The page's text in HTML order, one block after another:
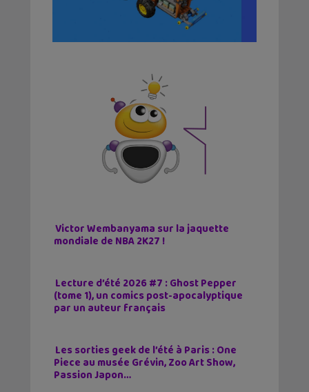
Victor Wembanyama sur la jaquette
mondiale de NBA 2K27 !
Lecture d’été 2026 #7 : Ghost Pepper
(tome 1), un comics post-apocalyptique
par un auteur français
Les sorties geek de l’été à Paris : One
Piece au musée Grévin, Zoo Art Show,
Passion Japon…